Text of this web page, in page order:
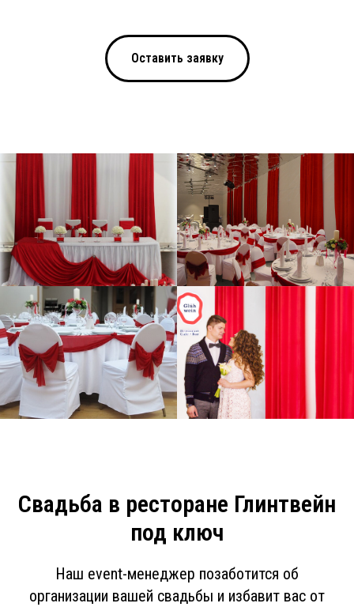
Оставить заявку
Свадьба в ресторане Глинтвейн
под ключ
Наш event-менеджер позаботится об
организации вашей свадьбы и избавит вас от